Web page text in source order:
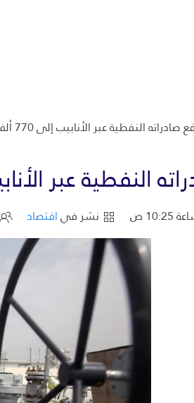
النفطية عبر الأنابيب إلى 770 ألف برميل يوميًا
عبر الأنابيب إلى 770 ألف
نشر فياقتصاد